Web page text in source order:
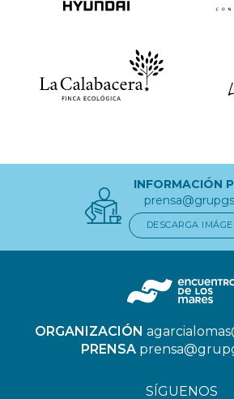
INFORMACIÓN
DESCARGA
ORGANIZACIÓN
PRENSA
SÍGUENOS